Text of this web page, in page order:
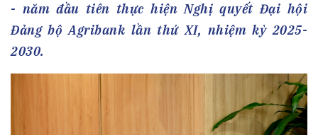
- năm đầu tiên thực hiện Nghị quyết Đại hội
Đảng bộ Agribank lần thứ XI, nhiệm kỳ 2025-
2030.